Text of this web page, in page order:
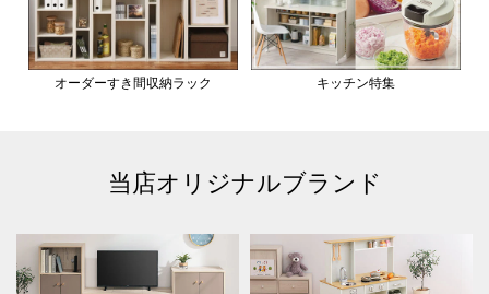
オーダーすき間収納ラック キッチン特集
当店オリジナルブランド